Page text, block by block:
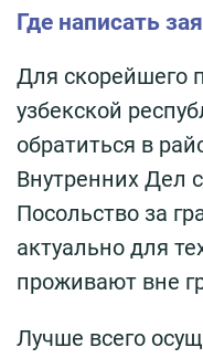
Где написать
Для скорейшего
узбекской
обратиться в
Внутренних Дел
Посольство за
актуально для
проживают вне
Лучше всего